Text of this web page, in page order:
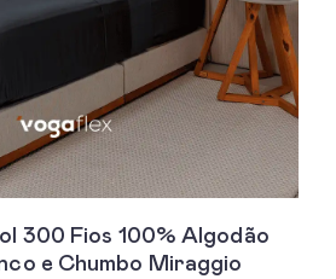
300 Fios 100% Algodão
e Chumbo Miraggio